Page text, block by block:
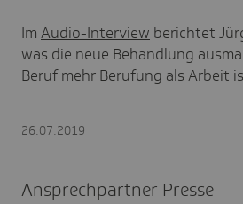
Im Audio-Interview berichtet
was die neue Behandlung
Beruf mehr Berufung als Arbeit
26.07.2019
Ansprechpartner Presse